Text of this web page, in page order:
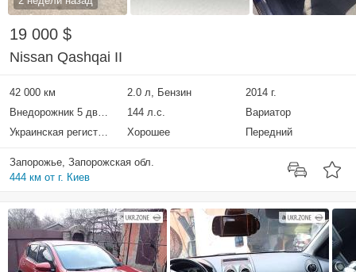
19 000 $
Nissan Qashqai II
42 000 км 2.0 л, Бензин
2014 г.
Внедорожник 5 дверей
144 л.с.
Вариатор
Украинская регистрация
Хорошее Передний
Запорожье, Запорожская обл.
444 км от г. Киев